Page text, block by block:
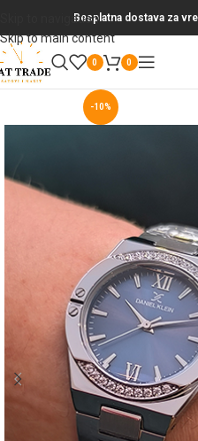
Skip to navigation
Skip to main content
Besplatna dostava za
0 0
-10%